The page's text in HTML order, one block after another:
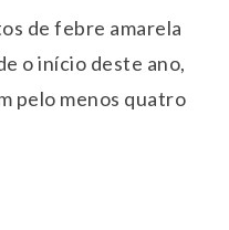
de febre amarela
o início deste ano,
pelo menos quatro